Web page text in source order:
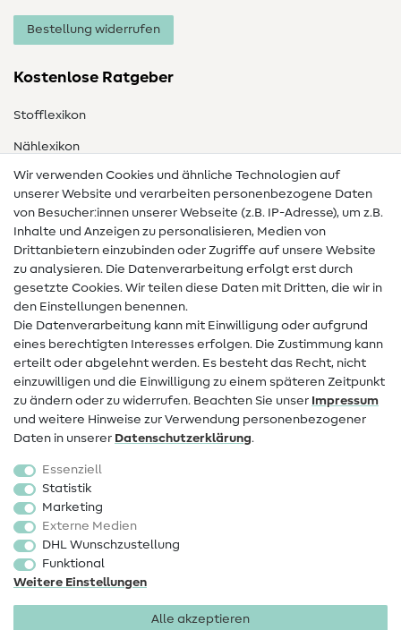
Bestellung widerrufen
Kostenlose Ratgeber
Stofflexikon
Nählexikon
Nähanleitungen
Hilfe & Kontakt
Kontakt
Infos zum Betreiberwechsel
Widerrufsrecht
Beliebt
Stoffe
Sale
Schnittmuster
Wir verwenden Cookies und ähnliche Technologien auf
unserer Website und verarbeiten personenbezogene Daten
von Besucher:innen unserer Webseite (z.B. IP-Adresse), um z.B.
Inhalte und Anzeigen zu personalisieren, Medien von
Drittanbietern einzubinden oder Zugriffe auf unsere Website
zu analysieren. Die Datenverarbeitung erfolgt erst durch
gesetzte Cookies. Wir teilen diese Daten mit Dritten, die wir in
den Einstellungen benennen.
Die Datenverarbeitung kann mit Einwilligung oder aufgrund
eines berechtigten Interesses erfolgen. Die Zustimmung kann
erteilt oder abgelehnt werden. Es besteht das Recht, nicht
einzuwilligen und die Einwilligung zu einem späteren Zeitpunkt
zu ändern oder zu widerrufen. Beachten Sie unser Impressum
und weitere Hinweise zur Verwendung personenbezogener
Daten in unserer Daten­schutz­erklärung.
Essenziell
Statistik
Marketing
Externe Medien
DHL Wunschzustellung
Funktional
Weitere Einstellungen
Alle akzeptieren